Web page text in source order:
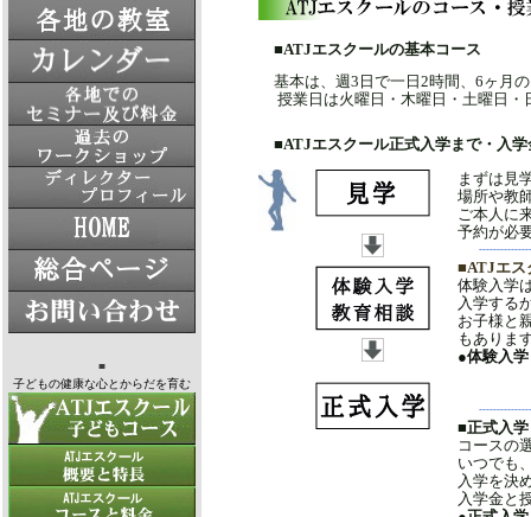
■
子どもの健康な心とからだを育む
■ATJエスクールの基本コース
基本は、週3日で一日2時間、6ヶ月
授業日は火曜日・木曜日・土曜日・
■ATJエスクール正式入学まで・入学
まずは見
場所や教
ご本人に
予約が必
■ATJエス
体験入学
入学する
お子様と
もありま
●体験入
■正式入学
コースの
いつでも
入学を決
入学金と